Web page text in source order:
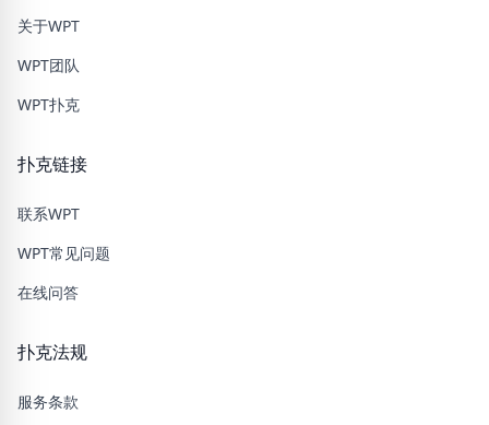
关于WPT
WPT团队
WPT扑克
扑克链接
联系WPT
WPT常见问题
在线问答
扑克法规
服务条款